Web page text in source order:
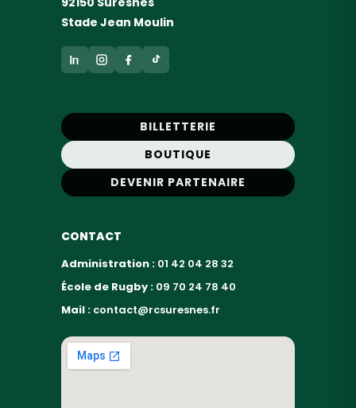
Stade Jean Moulin
BILLETTERIE
BOUTIQUE
DEVENIR PARTENAIRE
CONTACT
Administration : 01 42 04 28 32
École de Rugby : 09 70 24 78 40
Mail : contact@rcsuresnes.fr